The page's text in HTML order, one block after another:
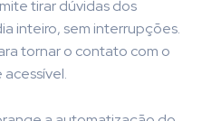
tirar dúvidas dos
inteiro, sem interrupções.
tornar o contato com o